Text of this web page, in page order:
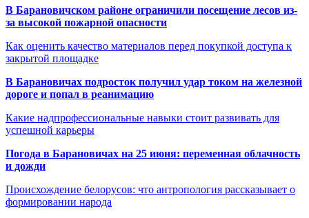
В Барановичском районе ограничили посещение лесов из-
за высокой пожарной опасности
Как оценить качество материалов перед покупкой доступа к
закрытой площадке
В Барановичах подросток получил удар током на железной
дороге и попал в реанимацию
Какие надпрофессиональные навыки стоит развивать для
успешной карьеры
Погода в Барановичах на 25 июня: переменная облачность
и дожди
Происхождение белорусов: что антропология рассказывает о
формировании народа